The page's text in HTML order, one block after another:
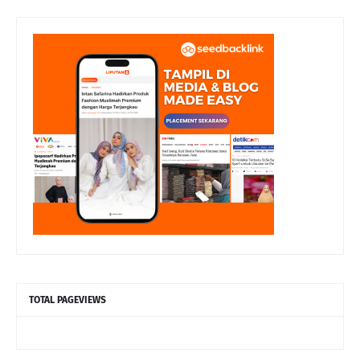
TOTAL PAGEVIEWS